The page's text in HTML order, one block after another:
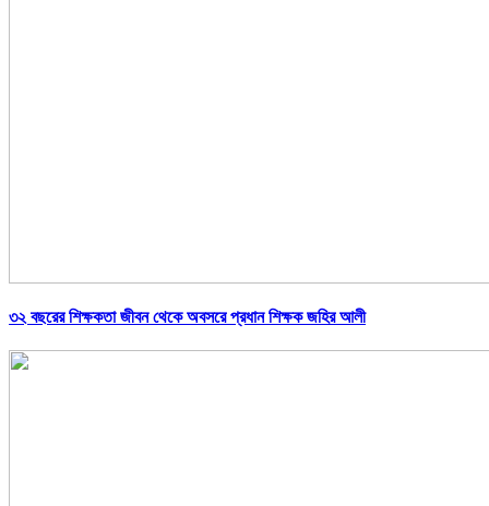
৩২ বছরের শিক্ষকতা জীবন থেকে অবসরে প্রধান শিক্ষক জহির আলী